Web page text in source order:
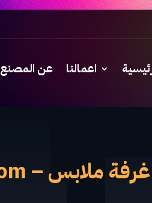
اعمالنا عن المصنع
غرفة ملابس – Dressing Room